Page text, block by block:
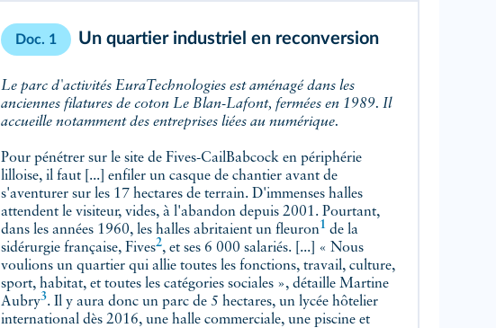
Doc. 1 Un quartier industriel en reconversion
Le parc d'activités EuraTechnologies est aménagé dans les
anciennes filatures de coton Le Blan-Lafont, fermées en 1989. Il
accueille notamment des entreprises liées au numérique.
Pour pénétrer sur le site de Fives-CailBabcock en périphérie
lilloise, il faut [...] enfiler un casque de chantier avant de
s'aventurer sur les 17 hectares de terrain. D'immenses halles
attendent le visiteur, vides, à l'abandon depuis 2001. Pourtant,
dans les années 1960, les halles abritaient un fleuron1 de la
sidérurgie française, Fives2, et ses 6 000 salariés. [...] « Nous
voulions un quartier qui allie toutes les fonctions, travail, culture,
sport, habitat, et toutes les catégories sociales », détaille Martine
Aubry3. Il y aura donc un parc de 5 hectares, un lycée hôtelier
international dès 2016, une halle commerciale, une piscine et